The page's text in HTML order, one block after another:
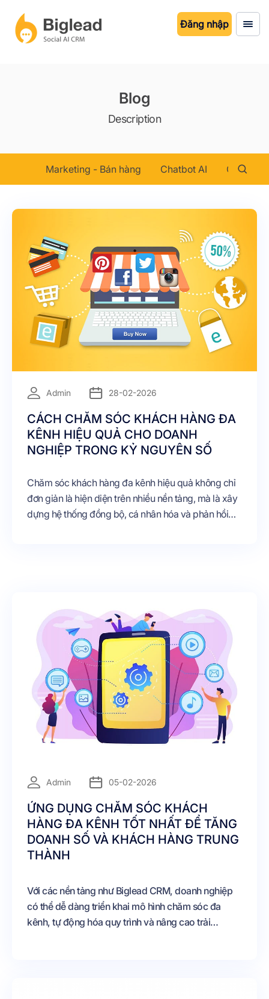
Đăng nhập
Blog
Description
Marketing - Bán hàng Chatbot AI Chăm
Admin 28-02-2026
CÁCH CHĂM SÓC KHÁCH HÀNG ĐA
KÊNH HIỆU QUẢ CHO DOANH
NGHIỆP TRONG KỶ NGUYÊN SỐ
Chăm sóc khách hàng đa kênh hiệu quả không chỉ
đơn giản là hiện diện trên nhiều nền tảng, mà là xây
dựng hệ thống đồng bộ, cá nhân hóa và phản hồi
Admin 05-02-2026
ỨNG DỤNG CHĂM SÓC KHÁCH
HÀNG ĐA KÊNH TỐT NHẤT ĐỂ TĂNG
DOANH SỐ VÀ KHÁCH HÀNG TRUNG
THÀNH
Với các nền tảng như Biglead CRM, doanh nghiệp
có thể dễ dàng triển khai mô hình chăm sóc đa
kênh, tự động hóa quy trình và nâng cao trải